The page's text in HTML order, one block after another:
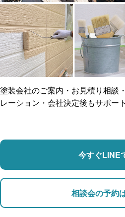
ご近所トラブルに
賠償保険
支払い対応
防水工事
マンション・アパー
店舗・事務所対応
塗装会社のご案内・お見積り相談
レーション・会社決定後もサポート
今すぐLINE
相談会の予約